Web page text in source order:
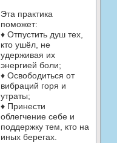
Эта практика
поможет:
♦ Отпустить душ тех,
кто ушёл, не
удерживая их
энергией боли;
♦ Освободиться от
вибраций горя и
утраты;
♦ Принести
облегчение себе и
поддержку тем, кто на
иных берегах.